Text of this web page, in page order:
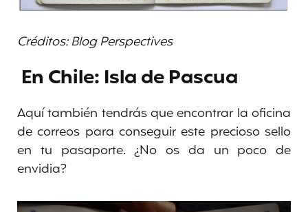
Créditos: Blog Perspectives
En Chile: Isla de Pascua
Aquí también tendrás que encontrar la oficina
de correos para conseguir este precioso sello
en tu pasaporte. ¿No os da un poco de
envidia?